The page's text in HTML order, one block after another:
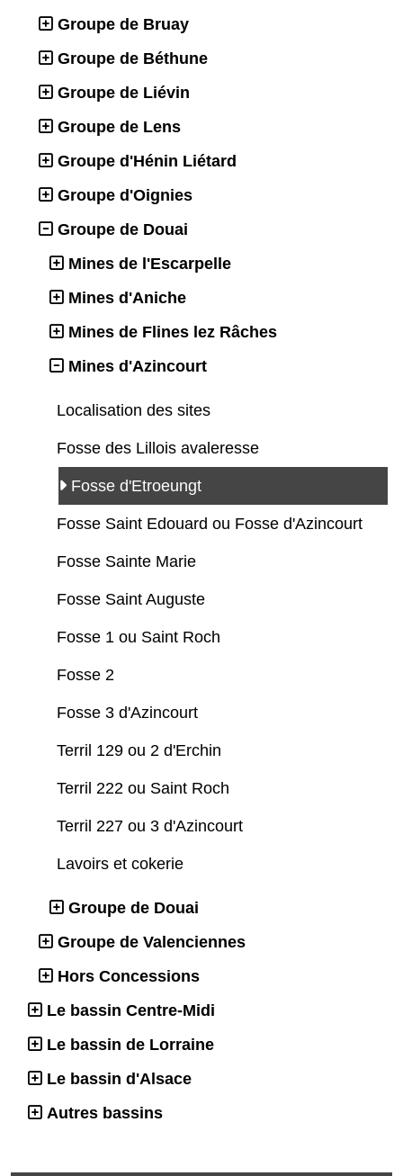
Groupe de Bruay
Groupe de Béthune
Groupe de Liévin
Groupe de Lens
Groupe d'Hénin Liétard
Groupe d'Oignies
Groupe de Douai
Mines de l'Escarpelle
Mines d'Aniche
Mines de Flines lez Râches
Mines d'Azincourt
Localisation des sites
Fosse des Lillois avaleresse
Fosse d'Etroeungt
Fosse Saint Edouard ou Fosse d'Azincourt
Fosse Sainte Marie
Fosse Saint Auguste
Fosse 1 ou Saint Roch
Fosse 2
Fosse 3 d'Azincourt
Terril 129 ou 2 d'Erchin
Terril 222 ou Saint Roch
Terril 227 ou 3 d'Azincourt
Lavoirs et cokerie
Groupe de Douai
Groupe de Valenciennes
Hors Concessions
Le bassin Centre-Midi
Le bassin de Lorraine
Le bassin d'Alsace
Autres bassins